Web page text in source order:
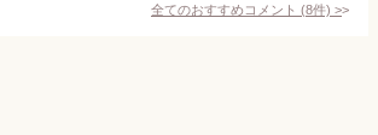
全てのおすすめコメント (8件) >